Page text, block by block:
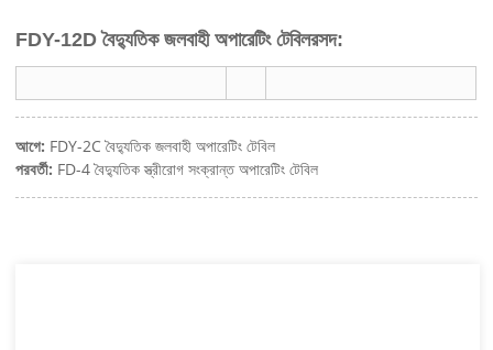
FDY-12D বৈদ্যুতিক জলবাহী অপারেটিং টেবিলরসদ:
আগে: FDY-2C বৈদ্যুতিক জলবাহী অপারেটিং টেবিল
পরবর্তী: FD-4 বৈদ্যুতিক স্ত্রীরোগ সংক্রান্ত অপারেটিং টেবিল